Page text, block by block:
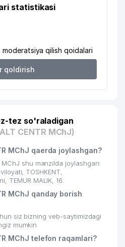
statistikasi
qilish qoidalari
qoldirish
tez so'raladigan
CENTR MChJ)
MChJ qaerda joylashgan?
MChJ shu manzilda joylashgan:
TOSHKENT,
TEMUR MALIK, 16.
MChJ qanday borish
siz bizning veb-saytimizdagi
mumkin
MChJ telefon raqamlari?